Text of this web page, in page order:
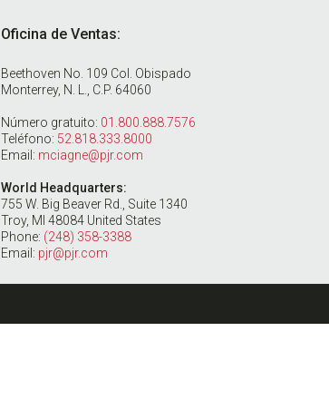
Oficina de Ventas:
Beethoven No. 109 Col. Obispado
Monterrey, N. L., C.P. 64060
Número gratuito: 01.800.888.7576
Teléfono: 52.818.333.8000
Email: mciagne@pjr.com
World Headquarters:
755 W. Big Beaver Rd., Suite 1340
Troy, MI 48084 United States
Phone: (248) 358-3388
Email: pjr@pjr.com